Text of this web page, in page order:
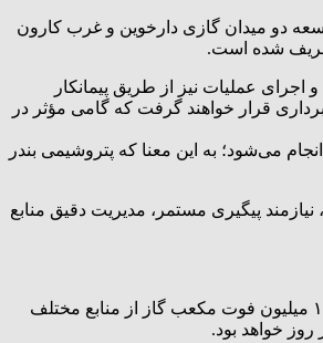
دو میدان گازی دارخوین و غرب کارون
شده است.
عملیات نیز از طریق پیمانکار
قرار خواهند گرفت که گامی مؤثر در
می‌شود؛ به این معنا که پتروشیمی بندر
پروژه تزریق شود. این حجم از سرمایه‌گذاری، نیازمند پیگیری مستمر، مدیریت دقیق منابع
مدیرعامل پتروشیمی هویزه با اشاره به ظرفیت‌های موجود این شرکت در زمینه دریافت و پردازش گازهای همراه، تصریح کرد: در حال حاضر روزانه حدود ۱۴۰ تا ۱۴۵ میلیون فوت مکعب گاز از منابع مختلف